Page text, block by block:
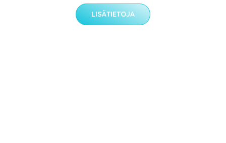
LISÄTIETOJA